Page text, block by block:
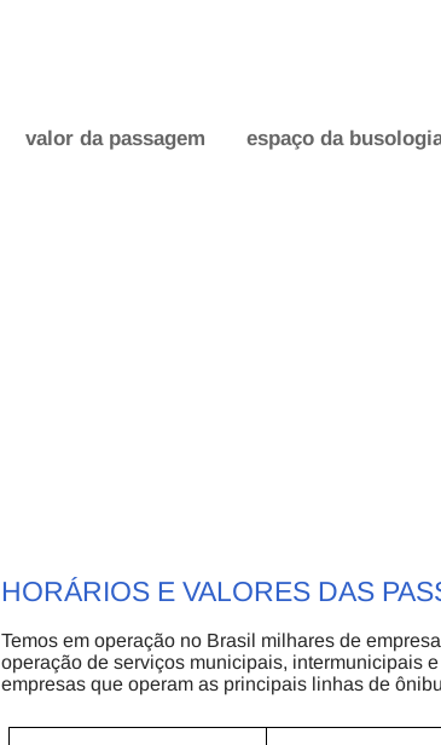
valor da passagem espaço da
HORÁRIOS E VALORES DAS
Temos em operação no Brasil milhares de
operação de serviços municipais, intermunicipais
empresas que operam as principais linhas de